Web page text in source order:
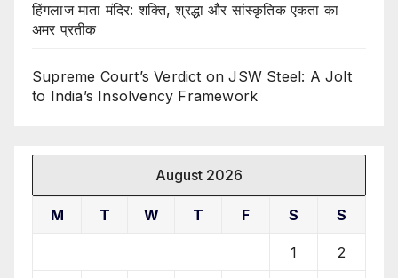
हिंगलाज माता मंदिर: शक्ति, श्रद्धा और सांस्कृतिक एकता का
अमर प्रतीक
Supreme Court’s Verdict on JSW Steel: A Jolt
to India’s Insolvency Framework
August 2026
M T W T F S S
1 2